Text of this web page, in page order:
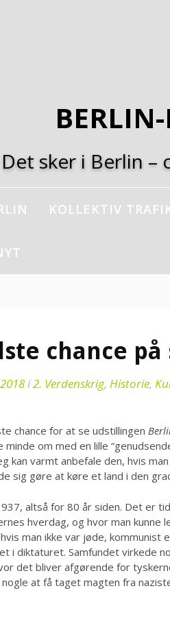
Det sker i Berlin –
KOLLEKTIV
chance på
i2. Verdenskrig, Historie,
chance for at se udstillingen
om med en lille
kan varmt anbefale den, hvis
sig gøre at køre et land i den
altså for 80 år siden. Det er
hverdag, og hvor man kunne
man ikke var jøde, kommunist
i diktaturet. Samfundet virkede
det bliver afgørende for
at få taget magten fra